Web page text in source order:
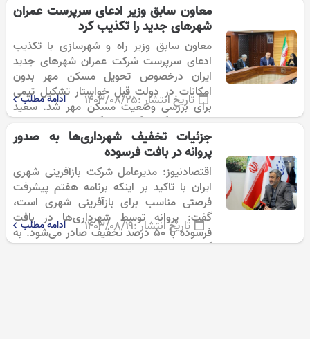
معاون سابق وزیر ادعای سرپرست عمران
شهرهای جدید را تکذیب کرد
معاون سابق وزیر راه و شهرسازی با تکذیب
ادعای سرپرست شرکت عمران شهرهای جدید
ایران درخصوص تحویل مسکن مهر بدون
امکانات در دولت قبل خواستار تشکیل تیمی
برای بررسی وضعیت مسکن مهر شد. سعید
غفوری در گفت‌وگو با خبرنگار اقتصادی…
تاریخ انتشار :۱۴۰۳/۰۸/۲۵ ادامه مطلب
جزئیات تخفیف شهرداری‌ها به صدور
پروانه در بافت فرسوده
اقتصادنیوز: مدیرعامل شرکت بازآفرینی شهری
ایران با تاکید بر اینکه برنامه هفتم پیشرفت
فرصتی مناسب برای بازآفرینی شهری است،
گفت: پروانه توسط شهرداری‌ها در بافت
فرسوده با ۵۰ درصد تخفیف صادر می‌شود. به
گزارش اقتصادنیوز به نقل از مهر، «محمد…
تاریخ انتشار :۱۴۰۳/۰۸/۱۹ ادامه مطلب